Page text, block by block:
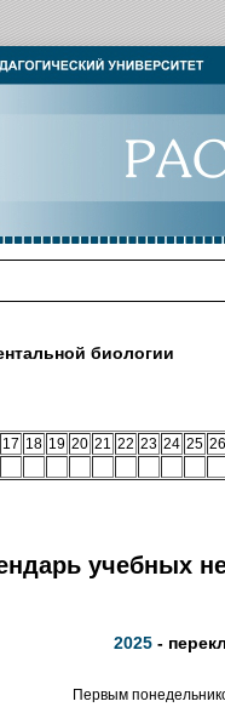
биологии
17 18 19 20 21 22 23 24 25 26
учебных
2025 -
Первым